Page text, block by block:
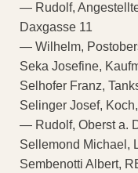
— Rudolf,
Daxgasse 11
— Wilhelm,
Seka Josefine,
Selhofer Franz,
Selinger Josef,
— Rudolf, Oberst a.
Sellemond Michael,
Sembenotti Albert,